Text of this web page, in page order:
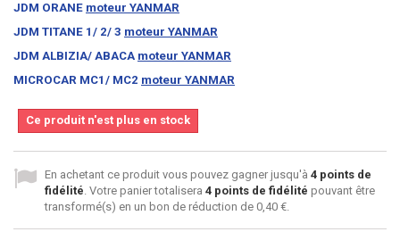
JDM ORANE moteur YANMAR
JDM TITANE 1/ 2/ 3 moteur YANMAR
JDM ALBIZIA/ ABACA moteur YANMAR
MICROCAR MC1/ MC2 moteur YANMAR
Ce produit n'est plus en stock
En achetant ce produit vous pouvez gagner jusqu'à 4 points de
fidélité. Votre panier totalisera 4 points de fidélité pouvant être
transformé(s) en un bon de réduction de 0,40 €.